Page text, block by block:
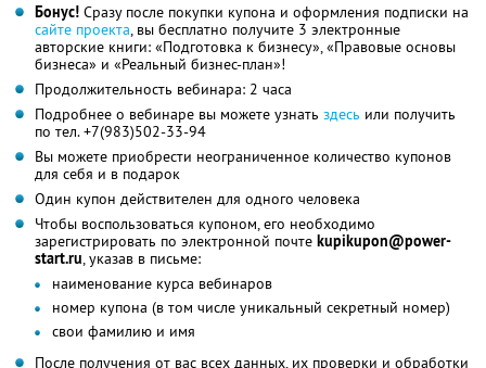
Бонус! Сразу после покупки купона и оформления подписки на
сайте проекта, вы бесплатно получите 3 электронные
авторские книги: «Подготовка к бизнесу», «Правовые основы
бизнеса» и «Реальный бизнес-план»!
Продолжительность вебинара: 2 часа
Подробнее о вебинаре вы можете узнать здесь или получить
по тел. +7(983)502-33-94
Вы можете приобрести неограниченное количество купонов
для себя и в подарок
Один купон действителен для одного человека
Чтобы воспользоваться купоном, его необходимо
зарегистрировать по электронной почте kupikupon@power-
start.ru, указав в письме:
наименование курса вебинаров
номер купона (в том числе уникальный секретный номер)
свои фамилию и имя
После получения от вас всех данных, их проверки и обработки